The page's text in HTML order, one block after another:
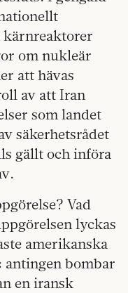
kärnreaktorer
om nukleär
att hävas
av att Iran
som landet
säkerhetsrådet
gällt och införa
Vad
lyckas
amerikanska
bombar
en iransk